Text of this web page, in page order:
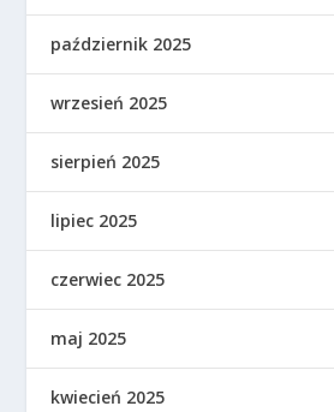
październik 2025
wrzesień 2025
sierpień 2025
lipiec 2025
czerwiec 2025
maj 2025
kwiecień 2025